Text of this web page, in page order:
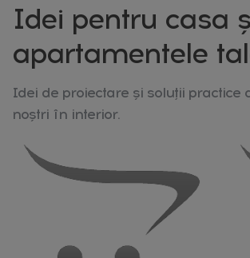
Idei pentru casa
apartamentele
Idei de proiectare și soluții practice
noștri în interior.